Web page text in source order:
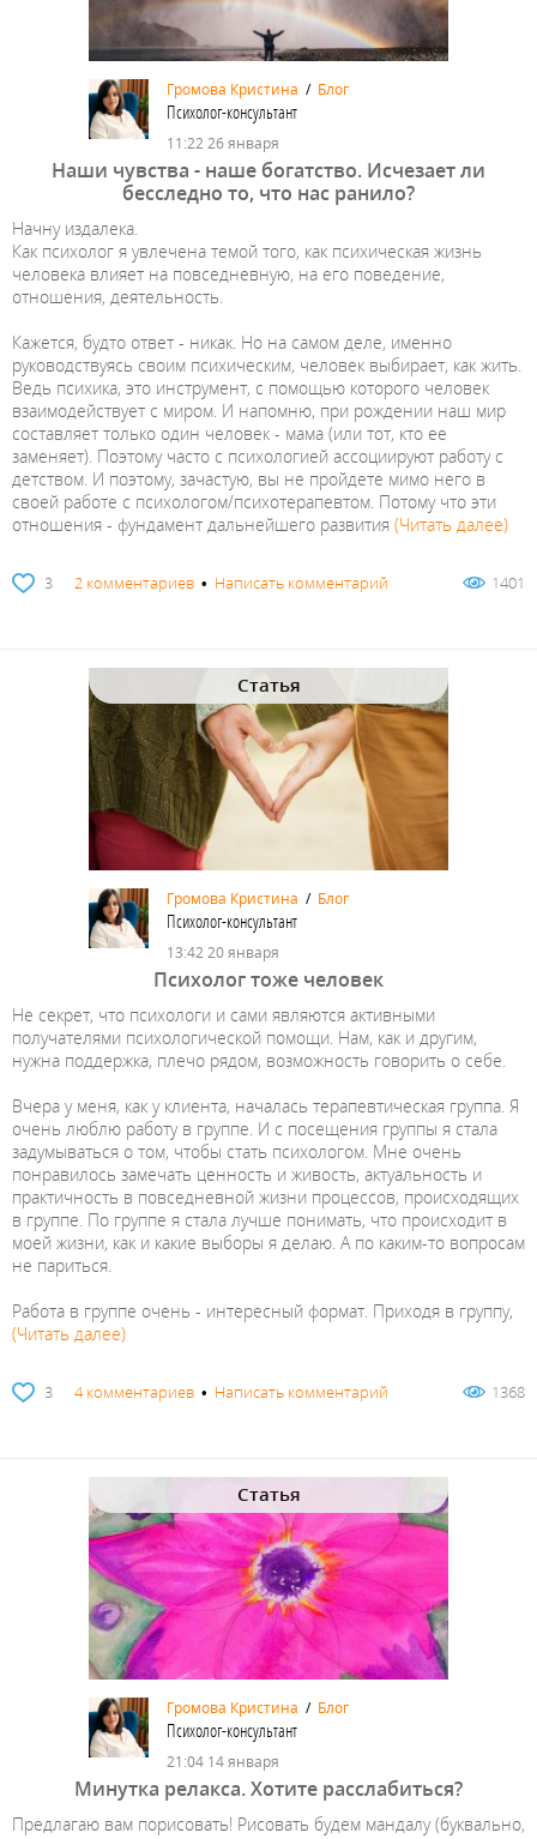
Громова Кристина / Блог
Психолог-консультант
11:22 26 января
Наши чувства - наше богатство. Исчезает ли
бесследно то, что нас ранило?
Начну издалека.
Как психолог я увлечена темой того, как психическая жизнь
человека влияет на повседневную, на его поведение,
отношения, деятельность.
Кажется, будто ответ - никак. Но на самом деле, именно
руководствуясь своим психическим, человек выбирает, как жить.
Ведь психика, это инструмент, с помощью которого человек
взаимодействует с миром. И напомню, при рождении наш мир
составляет только один человек - мама (или тот, кто ее
заменяет). Поэтому часто с психологией ассоциируют работу с
детством. И поэтому, зачастую, вы не пройдете мимо него в
своей работе с психологом/психотерапевтом. Потому что эти
отношения - фундамент дальнейшего развития (Читать далее)
3 2 комментариев • Написать комментарий 1401
Статья
Громова Кристина / Блог
Психолог-консультант
13:42 20 января
Психолог тоже человек
Не секрет, что психологи и сами являются активными
получателями психологической помощи. Нам, как и другим,
нужна поддержка, плечо рядом, возможность говорить о себе.
Вчера у меня, как у клиента, началась терапевтическая группа. Я
очень люблю работу в группе. И с посещения группы я стала
задумываться о том, чтобы стать психологом. Мне очень
понравилось замечать ценность и живость, актуальность и
практичность в повседневной жизни процессов, происходящих
в группе. По группе я стала лучше понимать, что происходит в
моей жизни, как и какие выборы я делаю. А по каким-то вопросам
не париться.
Работа в группе очень - интересный формат. Приходя в группу,
(Читать далее)
3 4 комментариев • Написать комментарий 1368
Статья
Громова Кристина / Блог
Психолог-консультант
21:04 14 января
Минутка релакса. Хотите расслабиться?
Предлагаю вам порисовать! Рисовать будем мандалу (буквально,